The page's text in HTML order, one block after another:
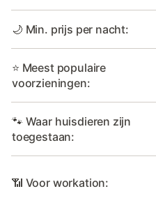
🌙 Min. prijs per nacht:
⭐ Meest populaire
voorzieningen:
🐾 Waar huisdieren zijn
toegestaan:
📶 Voor workation: